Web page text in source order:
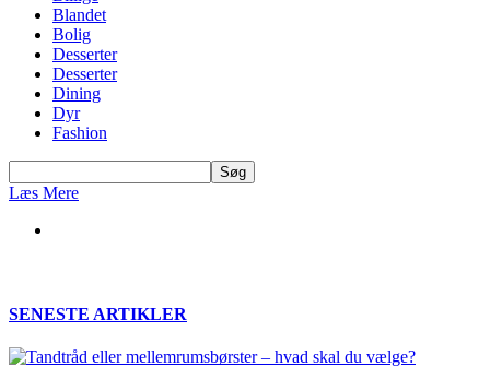
Blandet
Bolig
Desserter
Desserter
Dining
Dyr
Fashion
Læs Mere
SENESTE ARTIKLER